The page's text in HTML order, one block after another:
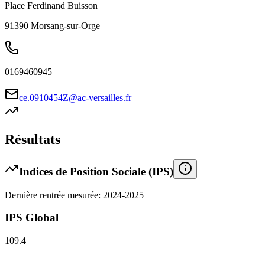
Place Ferdinand Buisson
91390 Morsang-sur-Orge
0169460945
ce.0910454Z@ac-versailles.fr
Résultats
Indices de Position Sociale (IPS)
Dernière rentrée mesurée: 2024-2025
IPS Global
109.4